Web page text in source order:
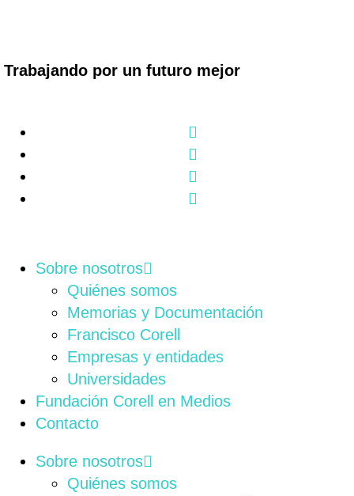
Trabajando por un futuro mejor
Sobre nosotros
Quiénes somos
Memorias y Documentación
Francisco Corell
Empresas y entidades
Universidades
Fundación Corell en Medios
Contacto
Sobre nosotros
Quiénes somos